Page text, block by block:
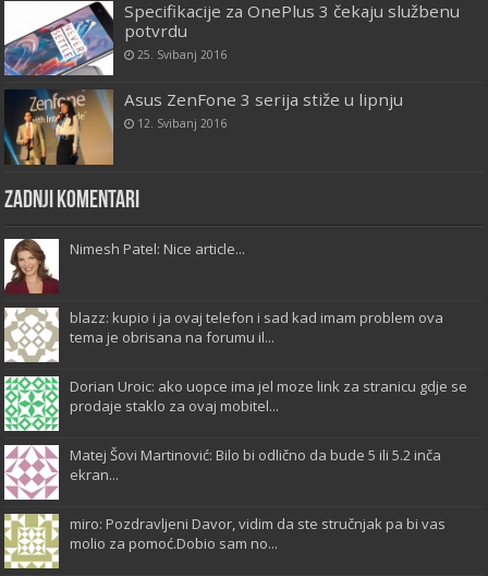
Specifikacije za OnePlus 3 čekaju službenu
potvrdu
25. Svibanj 2016
Asus ZenFone 3 serija stiže u lipnju
12. Svibanj 2016
Zadnji komentari
Nimesh Patel: Nice article...
blazz: kupio i ja ovaj telefon i sad kad imam problem ova
tema je obrisana na forumu il...
Dorian Uroic: ako uopce ima jel moze link za stranicu gdje se
prodaje staklo za ovaj mobitel...
Matej Šovi Martinović: Bilo bi odlično da bude 5 ili 5.2 inča
ekran...
miro: Pozdravljeni Davor, vidim da ste stručnjak pa bi vas
molio za pomoć.Dobio sam no...